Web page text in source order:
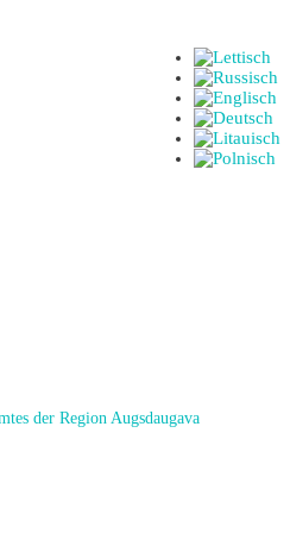
der Region Augsdaugava